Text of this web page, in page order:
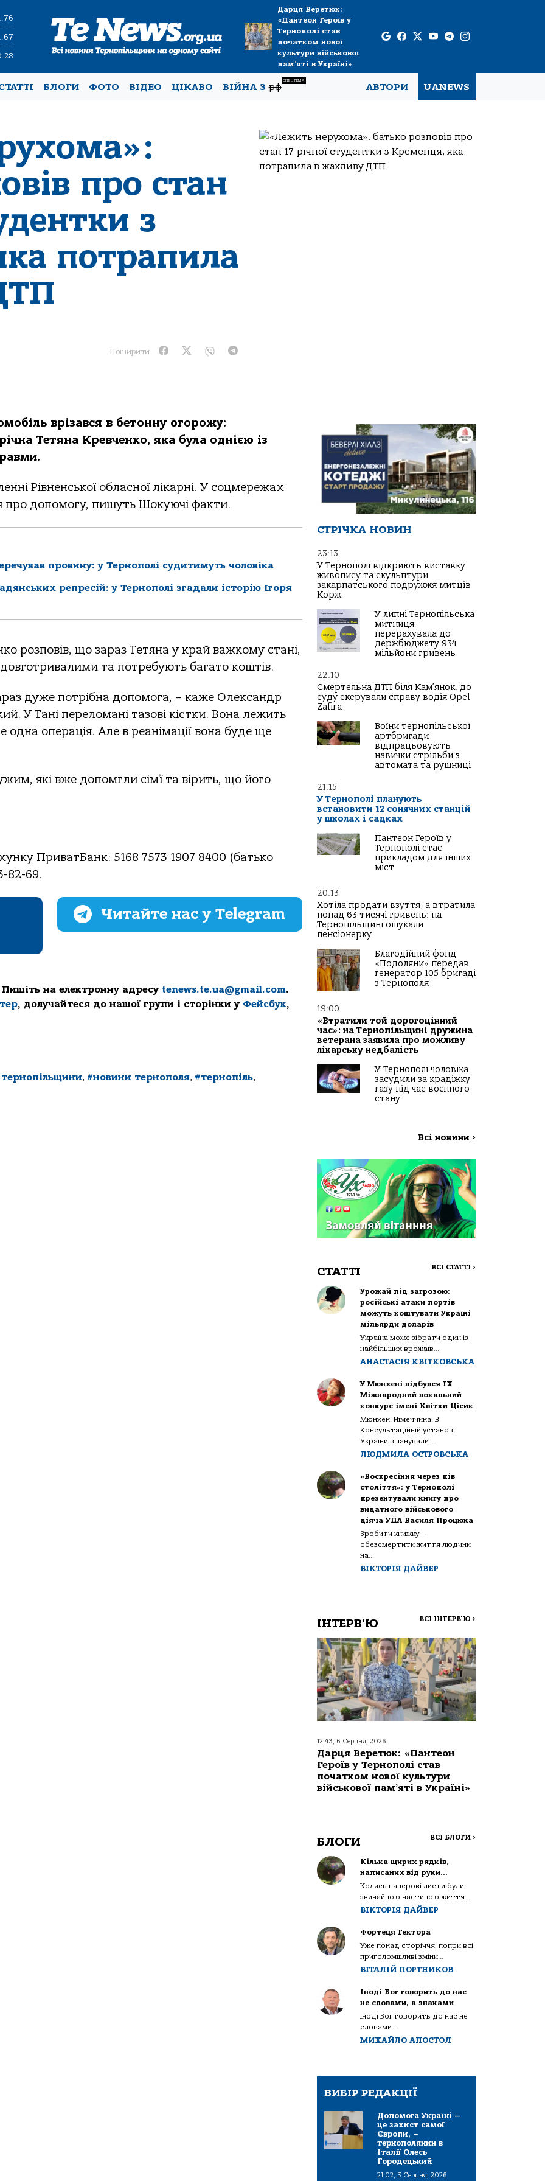
Дарця Веретюк:
«Пантеон Героїв у
Тернополі став
початком нової
культури військової
пам’яті в Україні»
БЛОГИ ФОТО ВІДЕО ЦІКАВО ВІЙНА Зрф
СПЕЦТЕМА
АВТОРИ UANEWS
про стан
з
потрапила
Поширити:
врізався в бетонну огорожу:
Тетяна Кревченко, яка була однією із
Рівненської обласної лікарні. У соцмережах
допомогу, пишуть Шокуючі факти.
провину: у Тернополі судитимуть чоловіка
репресій: у Тернополі згадали історію Ігоря
розповів, що зараз Тетяна у край важкому стані,
довготривалими та потребують багато коштів.
дуже потрібна допомога, – каже Олександр
У Тані переломані тазові кістки. Вона лежить
операція. Але в реанімації вона буде ще
які вже допомгли сім’ї та вірить, що його
ПриватБанк: 5168 7573 1907 8400 (батько
82-69.
Читайте нас у Telegram
на електронну адресу tenews.te.ua@gmail.com.
, долучайтеся до нашої групи і сторінки у Фейсбук,
, #новини тернополя, #тернопіль,
СТРІЧКА НОВИН
23:13
У Тернополі відкриють виставку
живопису та скульптури
закарпатського подружжя митців
Корж
У липні Тернопільська
митниця
перерахувала до
держбюджету 934
мільйони гривень
22:10
Смертельна ДТП біля Кам’янок: до
суду скерували справу водія Opel
Zafira
Воїни тернопільської
артбригади
відпрацьовують
навички стрільби з
автомата та рушниці
21:15
У Тернополі планують
встановити 12 сонячних станцій
у школах і садках
Пантеон Героїв у
Тернополі стає
прикладом для інших
міст
20:13
Хотіла продати взуття, а втратила
понад 63 тисячі гривень: на
Тернопільщині ошукали
пенсіонерку
Благодійний фонд
«Подоляни» передав
генератор 105 бригаді
з Тернополя
19:00
«Втратили той дорогоцінний
час»: на Тернопільщині дружина
ветерана заявила про можливу
лікарську недбалість
У Тернополі чоловіка
засудили за крадіжку
газу під час воєнного
стану
Всі новини >
СТАТТІ ВСІ СТАТТІ >
Урожай під загрозою:
російські атаки портів
можуть коштувати Україні
мільярди доларів
Україна може зібрати один із
найбільших врожаїв...
АНАСТАСІЯ КВІТКОВСЬКА
У Мюнхені відбувся IX
Міжнародний вокальний
конкурс імені Квітки Цісик
Мюнхен. Німеччина. В
Консультаційній установі
України вшанували...
ЛЮДМИЛА ОСТРОВСЬКА
«Воскресіння через пів
століття»: у Тернополі
презентували книгу про
видатного військового
діяча УПА Василя Процюка
Зробити книжку —
обезсмертити життя людини
на...
ВІКТОРІЯ ДАЙВЕР
ІНТЕРВ'Ю ВСІ ІНТЕРВ'Ю >
12:43, 6 Серпня, 2026
Дарця Веретюк: «Пантеон
Героїв у Тернополі став
початком нової культури
військової пам’яті в Україні»
БЛОГИ ВСІ БЛОГИ >
Кілька щирих рядків,
написаних від руки…
Колись паперові листи були
звичайною частиною життя...
ВІКТОРІЯ ДАЙВЕР
Фортеця Гектора
Уже понад сторіччя, попри всі
приголомшливі зміни...
ВІТАЛІЙ ПОРТНИКОВ
Іноді Бог говорить до нас
не словами, а знаками
Іноді Бог говорить до нас не
словами...
МИХАЙЛО АПОСТОЛ
ВИБІР РЕДАКЦІЇ
Допомога Україні —
це захист самої
Європи, –
тернополянин в
Італії Олесь
Городецький
21:02, 3 Серпня, 2026